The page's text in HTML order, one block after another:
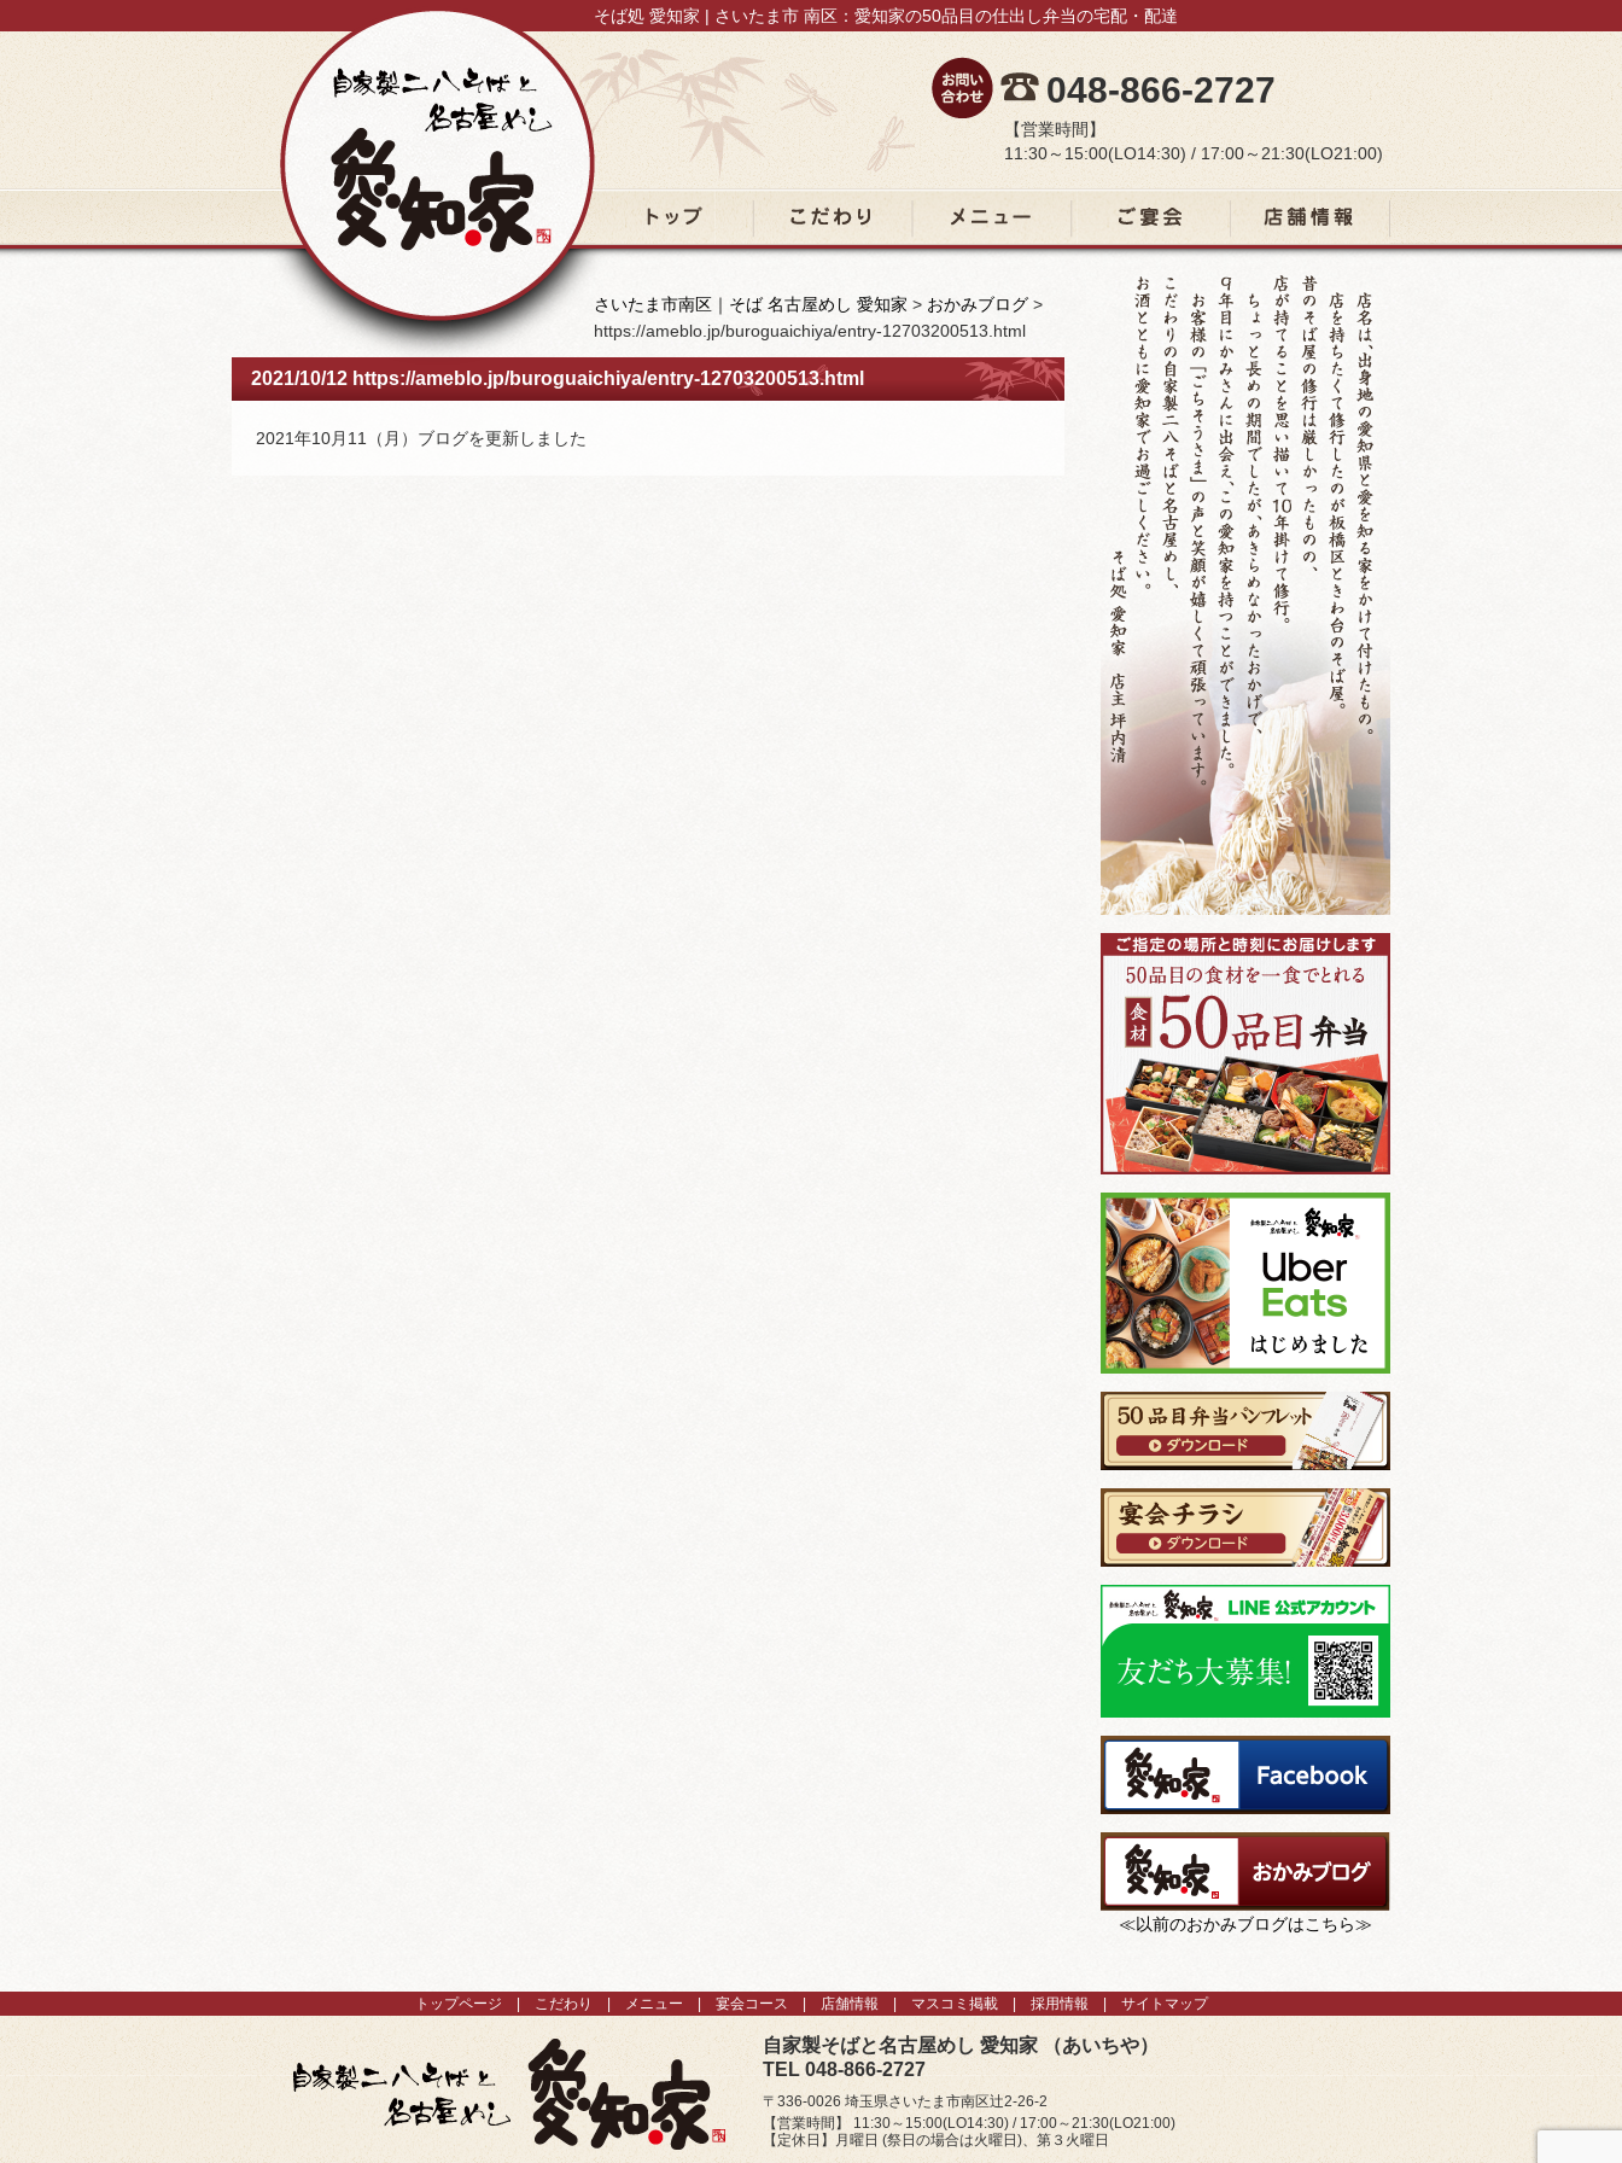
そば処 愛知家 | さいたま市 南区：愛知家の50品目の仕出し弁当の宅配・配達
048-866-2727
【営業時間】
11:30～15:00(LO14:30) / 17:00～21:30(LO21:00)
≪以前のおかみブログはこちら≫
さいたま市南区｜そば 名古屋めし 愛知家 > おかみブログ >
https://ameblo.jp/buroguaichiya/entry-12703200513.html
2021/10/12 https://ameblo.jp/buroguaichiya/entry-12703200513.html
2021年10月11（月）ブログを更新しました
トップページ こだわり メニュー 宴会コース 店舗情報 マスコミ掲載 採用情報 サイトマップ
自家製そばと名古屋めし 愛知家 （あいちや）
TEL 048-866-2727
〒336-0026 埼玉県さいたま市南区辻2-26-2
【営業時間】 11:30～15:00(LO14:30) / 17:00～21:30(LO21:00)
【定休日】月曜日 (祭日の場合は火曜日)、第３火曜日